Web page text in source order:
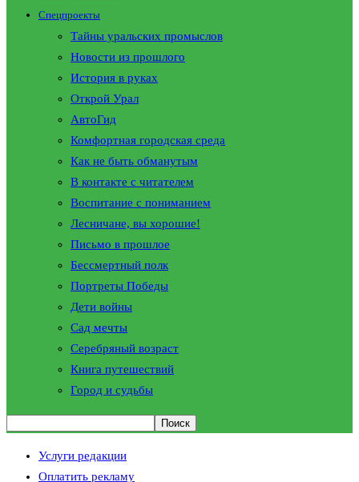
Спецпроекты
Тайны уральских промыслов
Новости из прошлого
История в руках
Открой Урал
АвтоГид
Комфортная городская среда
Как не быть обманутым
В контакте с читателем
Воспитание с пониманием
Лесничане, вы хорошие!
Письмо в прошлое
Бессмертный полк
Портреты Победы
Дети войны
Сад мечты
Серебряный возраст
Книга путешествий
Город и судьбы
Услуги редакции
Оплатить рекламу